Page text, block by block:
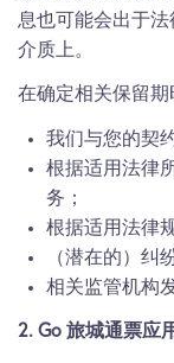
息也可能会出于
介质上。
在确定相关保留期
我们与您的契
根据适用法律
务；
根据适用法律
（潜在的）纠
相关监管机构
2. Go 旅城通票应